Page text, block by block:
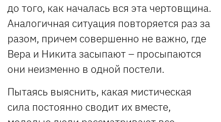
до того, как началась вся эта чертовщина.
Аналогичная ситуация повторяется раз за
разом, причем совершенно не важно, где
Вера и Никита засыпают – просыпаются
они неизменно в одной постели.
Пытаясь выяснить, какая мистическая
сила постоянно сводит их вместе,